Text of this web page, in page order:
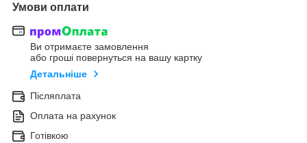
Умови оплати
Ви отримаєте замовлення
або гроші повернуться на вашу картку
Детальніше
Післяплата
Оплата на рахунок
Готівкою